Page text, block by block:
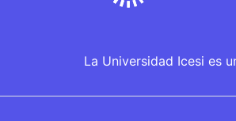
La Universidad Icesi es